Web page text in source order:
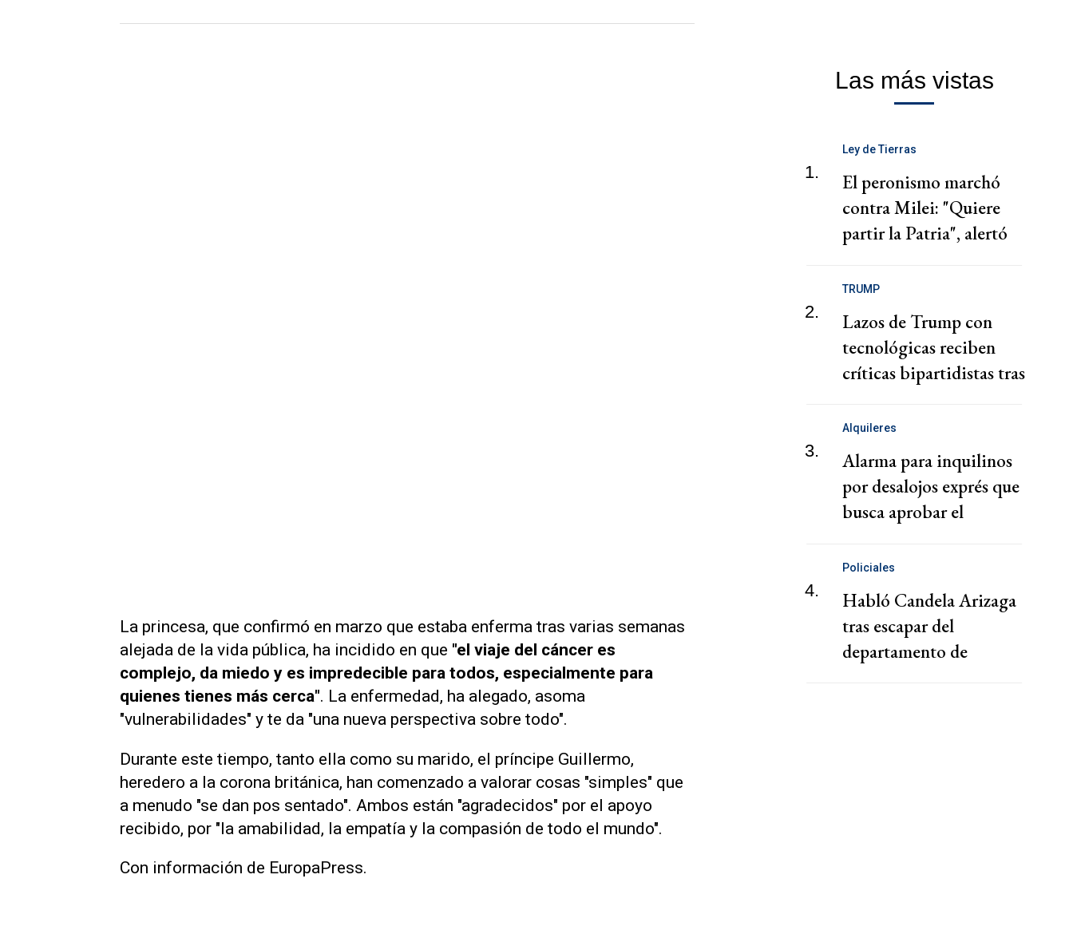
La princesa, que confirmó en marzo que estaba enferma tras varias semanas
alejada de la vida pública, ha incidido en que "el viaje del cáncer es
complejo, da miedo y es impredecible para todos, especialmente para
quienes tienes más cerca". La enfermedad, ha alegado, asoma
"vulnerabilidades" y te da "una nueva perspectiva sobre todo".
Durante este tiempo, tanto ella como su marido, el príncipe Guillermo,
heredero a la corona británica, han comenzado a valorar cosas "simples" que
a menudo "se dan pos sentado". Ambos están "agradecidos" por el apoyo
recibido, por "la amabilidad, la empatía y la compasión de todo el mundo".
Con información de EuropaPress.
Las más vistas
1.
Ley de Tierras
El peronismo marchó
contra Milei: "Quiere
partir la Patria", alertó
2.
TRUMP
Lazos de Trump con
tecnológicas reciben
críticas bipartidistas tras
IA
3.
Alquileres
Alarma para inquilinos
por desalojos exprés que
busca aprobar el
4.
Policiales
Habló Candela Arizaga
tras escapar del
departamento de